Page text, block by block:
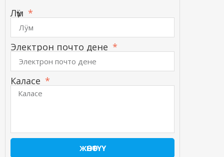
Лӱм
Электрон почто дене
Каласе
ЖӨНӨТҮҮ